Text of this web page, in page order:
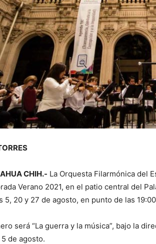
CHIH.- La Orquesta Filarmónica del
Verano 2021, en el patio central del
5, 20 y 27 de agosto, en punto de las
será “La guerra y la música”, bajo la
de agosto.